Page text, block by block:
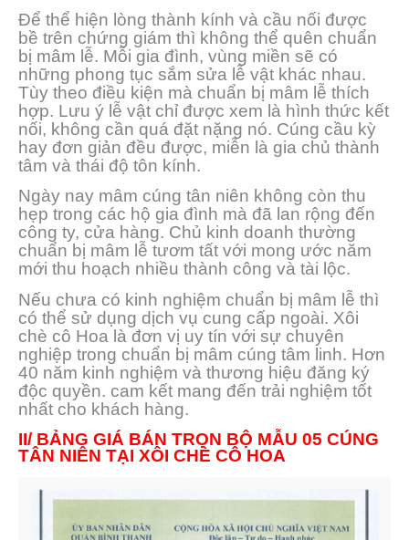
Để thể hiện lòng thành kính và cầu nối được
bề trên chứng giám thì không thể quên chuẩn
bị mâm lễ. Mỗi gia đình, vùng miền sẽ có
những phong tục sắm sửa lễ vật khác nhau.
Tùy theo điều kiện mà chuẩn bị mâm lễ thích
hợp. Lưu ý lễ vật chỉ được xem là hình thức kết
nối, không cần quá đặt nặng nó. Cúng cầu kỳ
hay đơn giản đều được, miễn là gia chủ thành
tâm và thái độ tôn kính.
Ngày nay mâm cúng tân niên không còn thu
hẹp trong các hộ gia đình mà đã lan rộng đến
công ty, cửa hàng. Chủ kinh doanh thường
chuẩn bị mâm lễ tươm tất với mong ước năm
mới thu hoạch nhiều thành công và tài lộc.
Nếu chưa có kinh nghiệm chuẩn bị mâm lễ thì
có thể sử dụng dịch vụ cung cấp ngoài. Xôi
chè cô Hoa là đơn vị uy tín với sự chuyên
nghiệp trong chuẩn bị mâm cúng tâm linh. Hơn
40 năm kinh nghiệm và thương hiệu đăng ký
độc quyền. cam kết mang đến trải nghiệm tốt
nhất cho khách hàng.
II/ BẢNG GIÁ BÁN TRỌN BỘ MẪU 05 CÚNG
TÂN NIÊN TẠI XÔI CHÈ CÔ HOA